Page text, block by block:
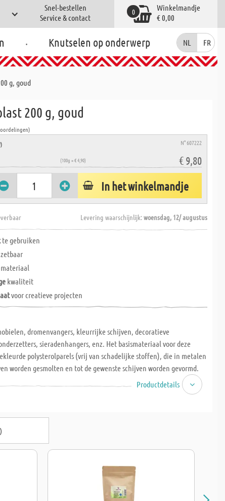
Snel-bestellen
Service & contact
Winkelmandje
€ 0,00
0
. Knutselen op onderwerp NL FR
g, goud
200 g, goud
N° 607222
(100g = € 4,90) € 9,80
In het winkelmandje
Levering waarschijnlijk:woensdag, 12/ augustus
te gebruiken
kwaliteit
voor creatieve projecten
dromenvangers, kleurrijke schijven, decoratieve
sieradenhangers, enz. Het basismateriaal voor deze
polysterolparels (vrij van schadelijke stoffen), die in metalen
worden gesmolten en tot de gewenste schijven worden gevormd.
(Duits, Engels, Frans en Italiaans)!Productdetails